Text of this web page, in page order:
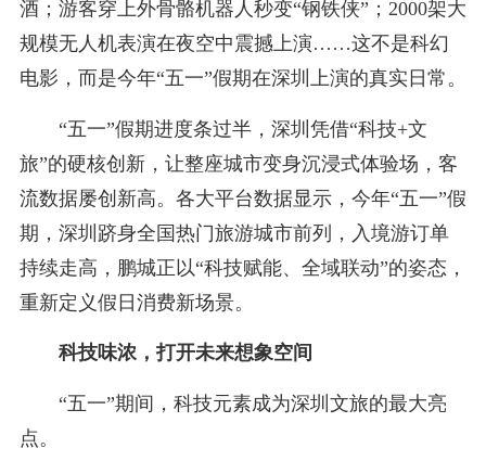
酒；游客穿上外骨骼机器人秒变“钢铁侠”；2000架大
规模无人机表演在夜空中震撼上演……这不是科幻
电影，而是今年“五一”假期在深圳上演的真实日常。
“五一”假期进度条过半，深圳凭借“科技+文
旅”的硬核创新，让整座城市变身沉浸式体验场，客
流数据屡创新高。各大平台数据显示，今年“五一”假
期，深圳跻身全国热门旅游城市前列，入境游订单
持续走高，鹏城正以“科技赋能、全域联动”的姿态，
重新定义假日消费新场景。
科技味浓，打开未来想象空间
“五一”期间，科技元素成为深圳文旅的最大亮
点。